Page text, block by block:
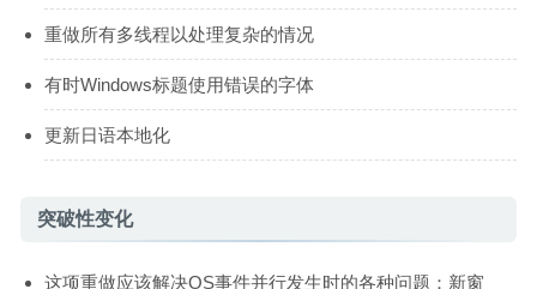
重做所有多线程以处理复杂的情况
有时Windows标题使用错误的字体
更新日语本地化
突破性变化
这项重做应该解决OS事件并行发生时的各种问题：新窗